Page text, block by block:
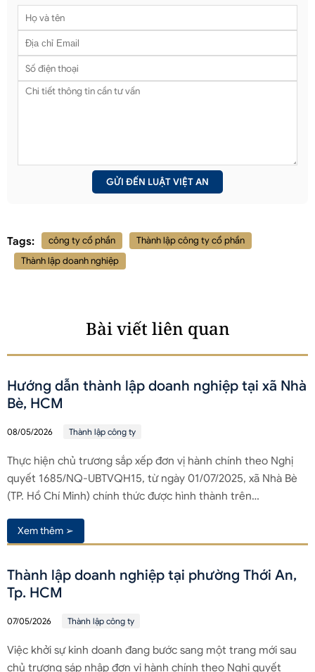
Tags: công ty cổ phần
Thành lập công ty cổ phần
Thành lập doanh nghiệp
Bài viết liên quan
Hướng dẫn thành lập doanh nghiệp tại xã Nhà
Bè, HCM
08/05/2026 Thành lập công ty
Thực hiện chủ trương sắp xếp đơn vị hành chính theo Nghị
quyết 1685/NQ-UBTVQH15, từ ngày 01/07/2025, xã Nhà Bè
(TP. Hồ Chí Minh) chính thức được hình thành trên…
Xem thêm ➢
Thành lập doanh nghiệp tại phường Thới An,
Tp. HCM
07/05/2026 Thành lập công ty
Việc khởi sự kinh doanh đang bước sang một trang mới sau
chủ trương sáp nhập đơn vị hành chính theo Nghị quyết